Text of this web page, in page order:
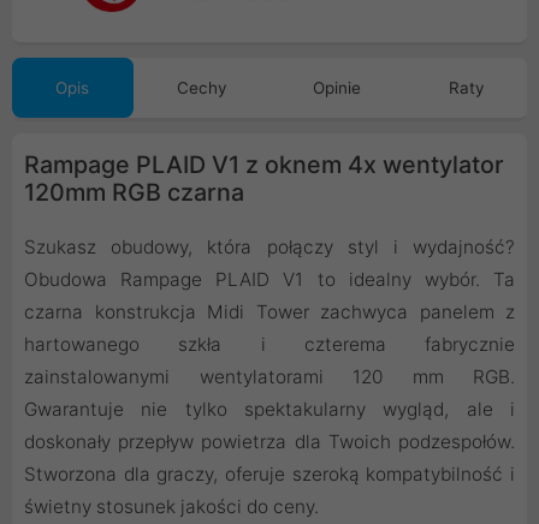
Opis Cechy Opinie Raty
Rampage PLAID V1 z oknem 4x wentylator
120mm RGB czarna
Szukasz obudowy, która połączy styl i wydajność?
Obudowa Rampage PLAID V1 to idealny wybór. Ta
czarna konstrukcja Midi Tower zachwyca panelem z
hartowanego szkła i czterema fabrycznie
zainstalowanymi wentylatorami 120 mm RGB.
Gwarantuje nie tylko spektakularny wygląd, ale i
doskonały przepływ powietrza dla Twoich podzespołów.
Stworzona dla graczy, oferuje szeroką kompatybilność i
świetny stosunek jakości do ceny.